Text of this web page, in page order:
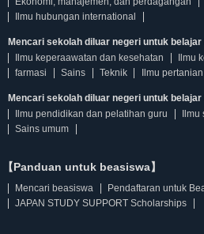
Ilmu hubungan international
Mencari sekolah diluar negeri untuk belajar
Ilmu keperaawatan dan kesehatan
Ilmu
farmasi
Sains Teknik Ilmu
Mencari sekolah diluar negeri untuk
Ilmu pendidikan dan pelatihan guru
Sains umum
【Panduan untuk beasiswa】
Mencari beasiswa
Pendaftaran untuk
JAPAN STUDY SUPPORT Scholarships